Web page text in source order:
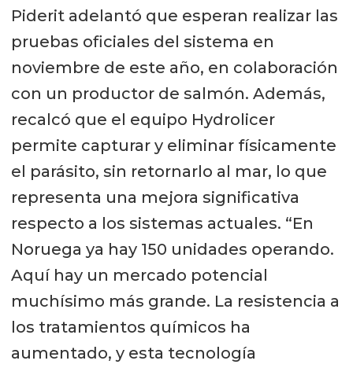
Piderit adelantó que esperan realizar las
pruebas oficiales del sistema en
noviembre de este año, en colaboración
con un productor de salmón. Además,
recalcó que el equipo Hydrolicer
permite capturar y eliminar físicamente
el parásito, sin retornarlo al mar, lo que
representa una mejora significativa
respecto a los sistemas actuales. “En
Noruega ya hay 150 unidades operando.
Aquí hay un mercado potencial
muchísimo más grande. La resistencia a
los tratamientos químicos ha
aumentado, y esta tecnología